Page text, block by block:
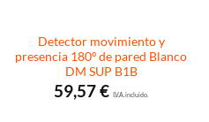
Detector movimiento y
presencia 180º de pared Blanco
DM SUP B1B
59,57€ I.V.A. incluido.